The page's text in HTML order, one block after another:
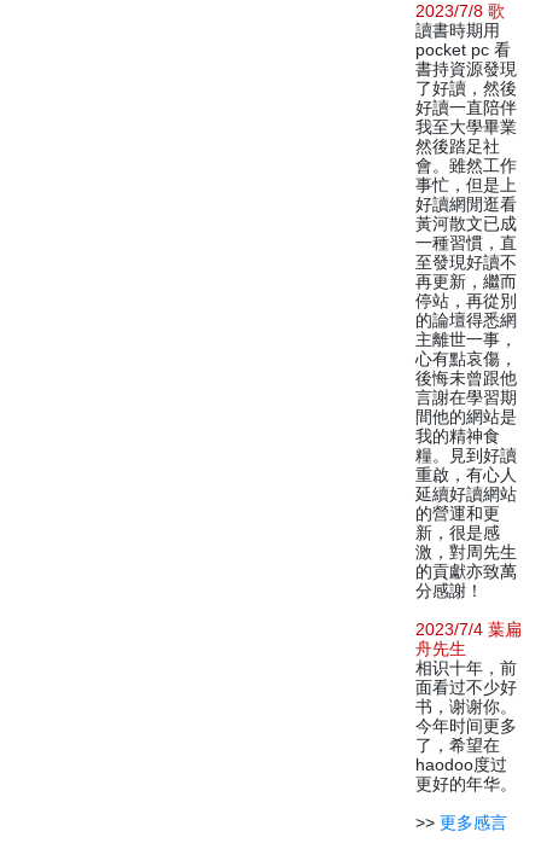
2023/7/8 歌
讀書時期用
pocket pc 看
書持資源發現
了好讀，然後
好讀一直陪伴
我至大學畢業
然後踏足社
會。雖然工作
事忙，但是上
好讀網閒逛看
黃河散文已成
一種習慣，直
至發現好讀不
再更新，繼而
停站，再從別
的論壇得悉網
主離世一事，
心有點哀傷，
後悔未曾跟他
言謝在學習期
間他的網站是
我的精神食
糧。見到好讀
重啟，有心人
延續好讀網站
的營運和更
新，很是感
激，對周先生
的貢獻亦致萬
分感謝！
2023/7/4 葉扁
舟先生
相识十年，前
面看过不少好
书，谢谢你。
今年时间更多
了，希望在
haodoo度过
更好的年华。
>> 更多感言